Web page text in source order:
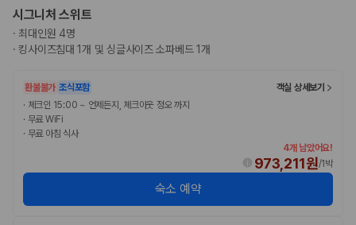
시그니처 스위트
· 최대인원 4명
·킹사이즈침대 1개 및 싱글사이즈 소파베드 1개
환불불가 조식포함
객실 상세보기
· 체크인 15:00 ~ 언제든지, 체크아웃 정오 까지
· 무료 WiFi
· 무료 아침 식사
4개 남았어요!
973,211원/1박
숙소 예약